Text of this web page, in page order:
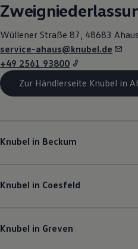
Motorenöl und
Räder und
Pannen- und
Economy Service
Volkswagen Teile
Zubehör
Schutz und
Transport
Digitale Extras
Dienste für Ihr
Updates für
Über Ihr Auto
Warn- und
Wüllener Straße 87, 48683 Ahaus
service-ahaus@knubel.de
+49 2561 93800
Zur Händlerseite Knubel in
Knubel in Beckum
Knubel in Coesfeld
Knubel in Greven